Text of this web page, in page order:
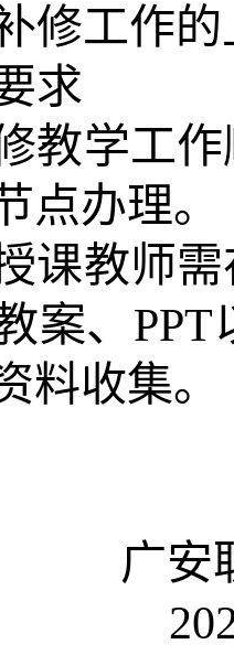
修工作的
求
教学工
点办理。
课教师
案、
料收集。
广安